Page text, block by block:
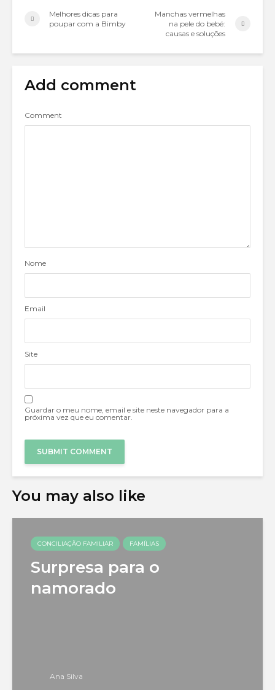
Melhores dicas para
poupar com a Bimby
Manchas vermelhas
na pele do bebé:
causas e soluções
Add comment
Comment
Nome
Email
Site
Guardar o meu nome, email e site neste navegador para a
próxima vez que eu comentar.
You may also like
CONCILIAÇÃO FAMILIAR FAMÍLIAS
Surpresa para o
namorado
Ana Silva